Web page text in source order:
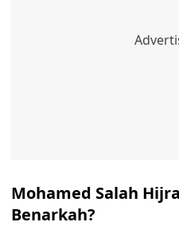
Mohamed Salah
Benarkah?